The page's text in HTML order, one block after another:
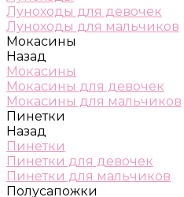
Луноходы для девочек
Луноходы для мальчиков
Мокасины
Назад
Мокасины
Мокасины для девочек
Мокасины для мальчиков
Пинетки
Назад
Пинетки
Пинетки для девочек
Пинетки для мальчиков
Полусапожки